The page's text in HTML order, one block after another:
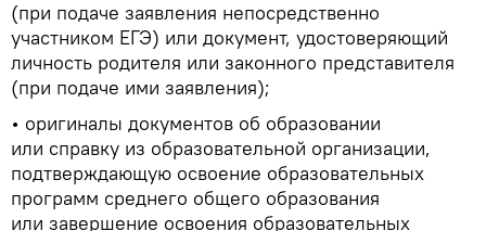
(при подаче заявления непосредственно
участником ЕГЭ) или документ, удостоверяющий
личность родителя или законного представителя
(при подаче ими заявления);
• оригиналы документов об образовании
или справку из образовательной организации,
подтверждающую освоение образовательных
программ среднего общего образования
или завершение освоения образовательных